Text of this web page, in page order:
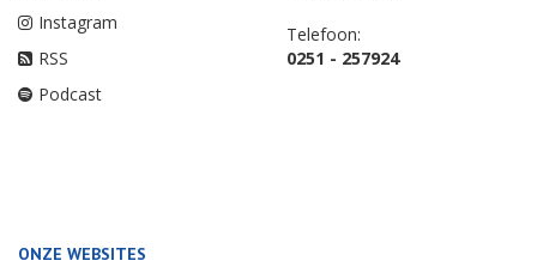
Instagram
RSS
Podcast
Telefoon:
0251 - 257924
ONZE WEBSITES